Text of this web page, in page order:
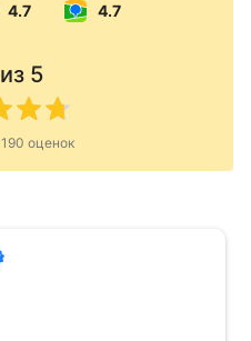
4.7 4.7
из 5
190 оценок